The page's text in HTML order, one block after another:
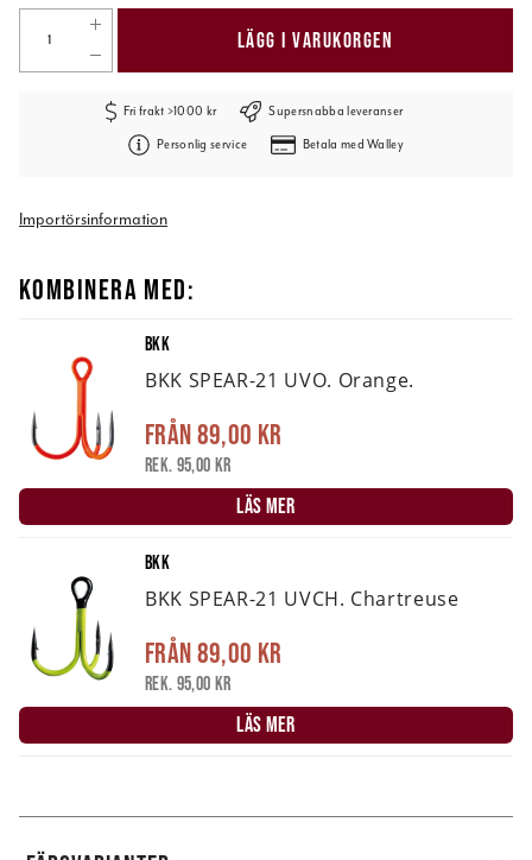
LÄGG I VARUKORGEN
Fri frakt >1000 kr Supersnabba leveranser
Personlig service Betala med Walley
Importörsinformation
KOMBINERA MED:
BKK
BKK SPEAR-21 UVO. Orange.
Från89,00 kr
Rek. 95,00 kr
LÄS MER
BKK
BKK SPEAR-21 UVCH. Chartreuse
Från89,00 kr
Rek. 95,00 kr
LÄS MER